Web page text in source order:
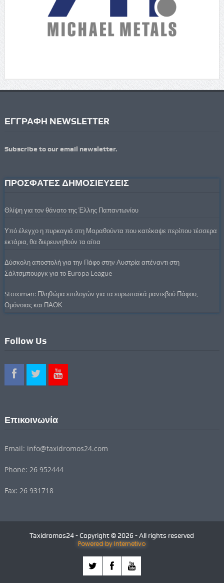
ΕΓΓΡΑΦΗ NEWSLETTER
Subscribe to our email newsletter.
ΠΡΟΣΦΑΤΕΣ ΔΗΜΟΣΙΕΥΣΕΙΣ
Θλίψη για τον θάνατο της Έλλης Παπαντωνίου
Υπό έλεγχο η πυρκαγιά στη Μαραθούντα που κατέκαψε περίπου τέσσερα
εκτάρια, θα διερευνηθούν τα αίτια
Δύσκολη αποστολή για την Πάφο στην Αυστρία απέναντι στη
Σάλτσμπουργκ για το Europa League
Stoiximan: Πληθώρα επιλογών για τα ευρωπαϊκά ραντεβού Πάφου,
Ομόνοιας και ΠΑΟΚ
Follow Us
Επικοινωνία
Email: info@taxidromos24.com
Phone: 26 952444
Fax: 26 931718
Taxidromos24 - Copyright © 2026 - All rights reserved
Powered by Internetivo